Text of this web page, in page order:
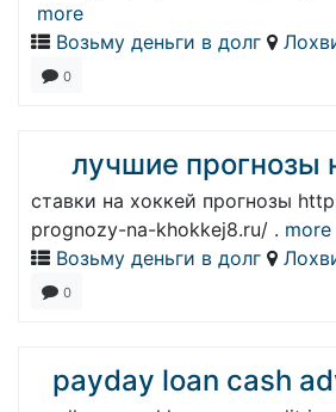
more
Возьму деньги в долг
0
лучшие прогнозы
ставки на хоккей прогнозы
prognozy-na-khokkej8.ru/ . more
Возьму деньги в долг
0
payday loan cash